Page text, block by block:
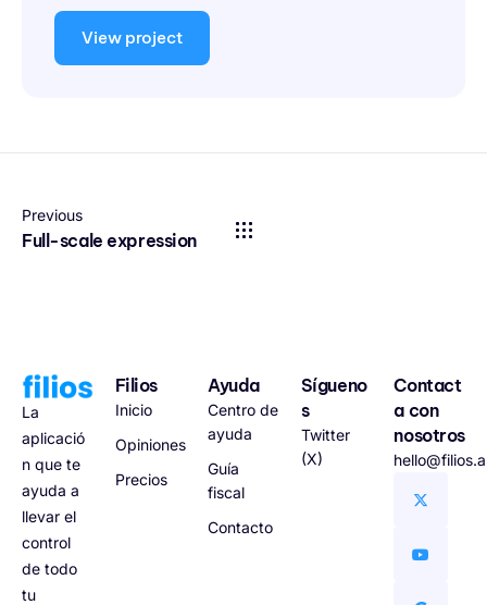
View project
Previous
Full-scale expression
La
aplicació
n que te
ayuda a
llevar el
control
de todo
tu
Filios
Inicio
Opiniones
Precios
Ayuda
Centro de
ayuda
Guía
fiscal
Contacto
Sígueno
s
Twitter
(X)
Contact
a con
nosotros